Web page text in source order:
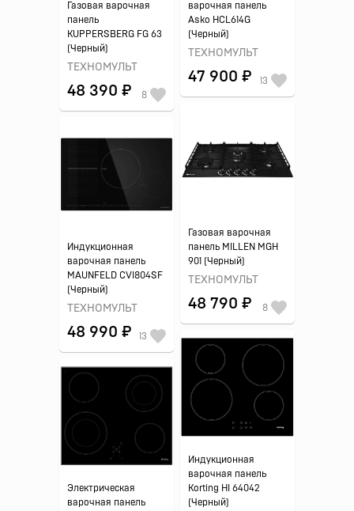
варочная панель
Asko HCL614G
(Черный)
ТЕХНОМУЛЬТ
47 900 ₽ 13
Газовая варочная
панель
KUPPERSBERG FG 63
(Черный)
ТЕХНОМУЛЬТ
48 390 ₽ 8
Газовая варочная
панель MILLEN MGH
901 (Черный)
ТЕХНОМУЛЬТ
48 790 ₽ 8
Индукционная
варочная панель
MAUNFELD CVI804SF
(Черный)
ТЕХНОМУЛЬТ
48 990 ₽ 13
Индукционная
варочная панель
Korting HI 64042
(Черный)
Электрическая
варочная панель